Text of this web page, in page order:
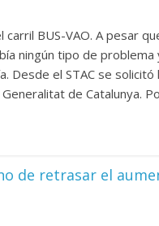
BUS-VAO. A pesar
ningún tipo de
el STAC se solicitó
de Catalunya.
de retrasar el